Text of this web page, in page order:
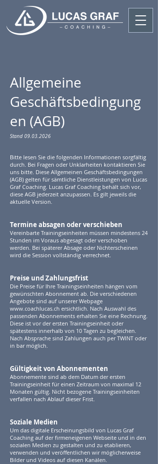
Allgemeine
Geschäftsbedingung
en (AGB)
Stand 09.03.2026
Bitte lesen Sie die folgenden Informationen sorgfältig
durch. Bei Fragen oder Unklarheiten kontaktieren Sie
uns bitte. Diese Allgemeinen Geschäftsbedingungen
(AGB) gelten für sämtliche Dienstleistungen von Lucas
Graf Coaching. Lucas Graf Coaching behält sich vor,
diese AGB jederzeit anzupassen. Es gilt jeweils die
aktuelle Version.
Termine absagen oder verschieben
Vereinbarte Trainingseinheiten müssen mindestens 24
Stunden im Voraus abgesagt oder verschoben
werden. Bei späterer Absage oder Nichterscheinen
wird die Session vollständig verrechnet.
Preise und Zahlungsfrist
Die Preise für Ihre Trainingseinheiten hängen vom
gewünschten Abonnement ab. Die verschiedenen
Angebote sind auf unserer Webpage
www.coachlucas.ch ersichtlich. Nach Auswahl des
passenden Abonnements erhalten Sie eine Rechnung.
Diese ist vor der ersten Trainingseinheit oder
spätestens innerhalb von 10 Tagen zu begleichen.
Nach Absprache sind Zahlungen auch per TWINT oder
in bar möglich.
Gültigkeit von Abonnementen
Abonnemente sind ab dem Datum der ersten
Trainingseinheit für einen Zeitraum von maximal 12
Monaten gültig. Nicht bezogene Trainingseinheiten
verfallen nach Ablauf dieser Frist.
Soziale Medien
Um das digitale Erscheinungsbild von Lucas Graf
Coaching auf der firmeneigenen Webseite und in den
sozialen Medien zu gestalten und zu etablieren,
verwenden und veröffentlichen wir möglicherweise
Bilder und Videos auf diesen Kanälen.